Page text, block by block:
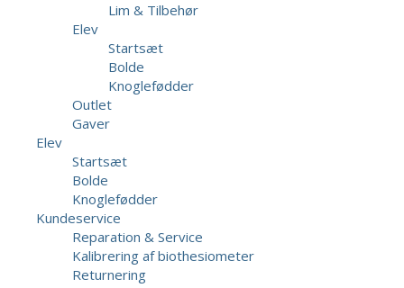
Lim & Tilbehør
Elev
Startsæt
Bolde
Knoglefødder
Outlet
Gaver
Elev
Startsæt
Bolde
Knoglefødder
Kundeservice
Reparation & Service
Kalibrering af biothesiometer
Returnering